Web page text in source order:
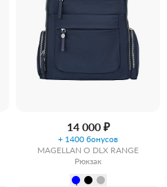
14 000 ₽
+ 1400 бонусов
MAGELLAN O DLX RANGE
Рюкзак